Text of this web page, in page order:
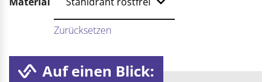
Zurücksetzen
Auf einen Blick: